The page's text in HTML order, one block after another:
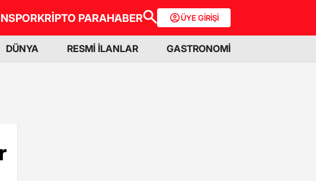
SPORKRİPTO PARAHABER ÜYE GİRİŞİ
DÜNYA RESMİ İLANLAR GASTRONOMİ